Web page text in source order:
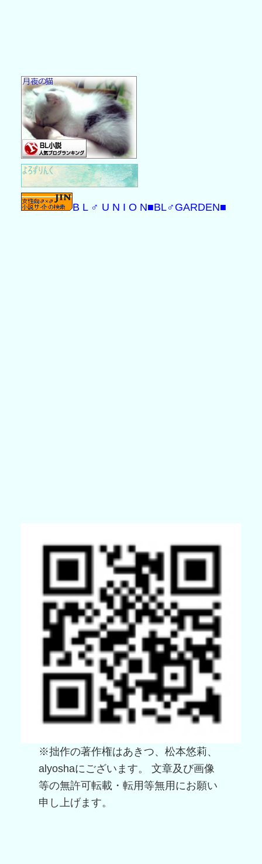
B L ♂ U N I O N■BL♂GARDEN■
※拙作の著作権はあきつ、松本悠莉、
alyoshaにございます。 文章及び画像
等の無許可転載・転用等無用にお願い
申し上げます。